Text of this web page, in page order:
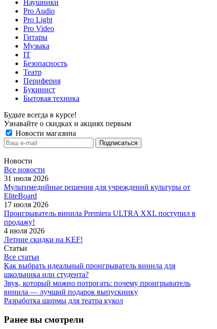
Наушники
Pro Audio
Pro Light
Pro Video
Гитары
Музыка
IT
Безопасность
Театр
Периферия
Букинист
Бытовая техника
Будьте всегда в курсе!
Узнавайте о скидках и акциях первым
Новости магазина
Новости
Все новости
31 июля 2026
Мультимедийные решения для учреждений культуры от
EliteBoard
17 июля 2026
Проигрыватель винила Premiera ULTRA XXL поступил в
продажу!
4 июля 2026
Летние скидки на KEF!
Статьи
Все статьи
Как выбрать идеальный проигрыватель винила для
школьника или студента?
Звук, который можно потрогать: почему проигрыватель
винила — лучший подарок выпускнику
Разработка ширмы для театра кукол
Ранее вы смотрели